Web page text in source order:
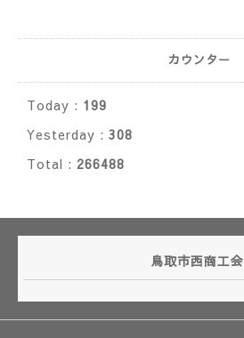
カウンター
Today : 199
Yesterday : 308
Total : 266488
鳥取市西商工会